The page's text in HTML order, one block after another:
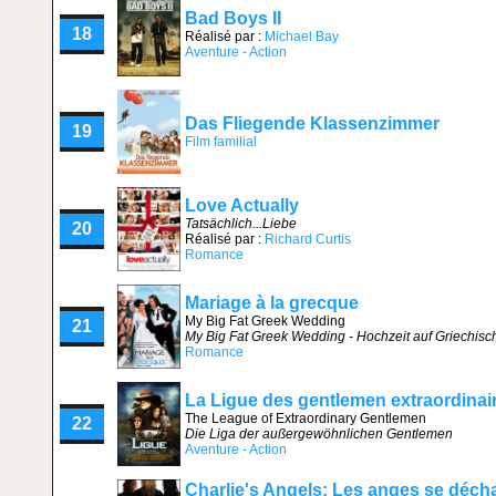
18
Bad Boys II
Réalisé par : Michael Bay
Aventure - Action
19 Das Fliegende Klassenzimmer
Film familial
20
Love Actually
Tatsächlich...Liebe
Réalisé par : Richard Curtis
Romance
21
Mariage à la grecque
My Big Fat Greek Wedding
My Big Fat Greek Wedding - Hochzeit auf
Romance
22
La Ligue des gentlemen
The League of Extraordinary Gentlemen
Die Liga der außergewöhnlichen Gentlemen
Aventure - Action
Charlie's Angels: Les anges se